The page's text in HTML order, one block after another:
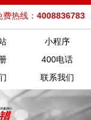
热线： 4008836783
小程序
400电话
联系我们